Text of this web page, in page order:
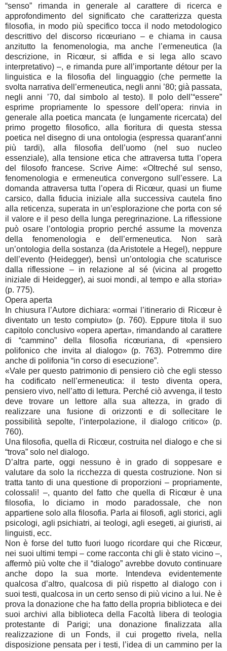
“senso” rimanda in generale al carattere di ricerca e
approfondimento del significato che caratterizza questa
filosofia, in modo più specifico tocca il nodo metodologico
descrittivo del discorso ricœuriano – e chiama in causa
anzitutto la fenomenologia, ma anche l’ermeneutica (la
descrizione, in Ricœur, si affida e si lega allo scavo
interpretativo) –, e rimanda pure all’importante détour per la
linguistica e la filosofia del linguaggio (che permette la
svolta narrativa dell’ermeneutica, negli anni ’80; già passata,
negli anni ’70, dal simbolo al testo). Il polo dell’“essere”
esprime propriamente lo spessore dell’opera: rinvia in
generale alla poetica mancata (e lungamente ricercata) del
primo progetto filosofico, alla fioritura di questa stessa
poetica nel disegno di una ontologia (espressa quarant’anni
più tardi), alla filosofia dell’uomo (nel suo nucleo
essenziale), alla tensione etica che attraversa tutta l’opera
del filosofo francese. Scrive Aime: «Oltreché sul senso,
fenomenologia e ermeneutica convergono sull’essere. La
domanda attraversa tutta l’opera di Ricœur, quasi un fiume
carsico, dalla fiducia iniziale alla successiva cautela fino
alla reticenza, superata in un’esplorazione che porta con sé
il valore e il peso della lunga peregrinazione. La riflessione
può osare l’ontologia proprio perché assume la movenza
della fenomenologia e dell’ermeneutica. Non sarà
un’ontologia della sostanza (da Aristotele a Hegel), neppure
dell’evento (Heidegger), bensì un’ontologia che scaturisce
dalla riflessione – in relazione al sé (vicina al progetto
iniziale di Heidegger), ai suoi mondi, al tempo e alla storia»
(p. 775).
Opera aperta
In chiusura l’Autore dichiara: «ormai l’itinerario di Ricœur è
diventato un testo compiuto» (p. 760). Eppure titola il suo
capitolo conclusivo «opera aperta», rimandando al carattere
di “cammino” della filosofia ricœuriana, di «pensiero
polifonico che invita al dialogo» (p. 763). Potremmo dire
anche di polifonia “in corso di esecuzione”.
«Vale per questo patrimonio di pensiero ciò che egli stesso
ha codificato nell’ermeneutica: il testo diventa opera,
pensiero vivo, nell’atto di lettura. Perché ciò avvenga, il testo
deve trovare un lettore alla sua altezza, in grado di
realizzare una fusione di orizzonti e di sollecitare le
possibilità sepolte, l’interpolazione, il dialogo critico» (p.
760).
Una filosofia, quella di Ricœur, costruita nel dialogo e che si
“trova” solo nel dialogo.
D’altra parte, oggi nessuno è in grado di soppesare e
valutare da solo la ricchezza di questa costruzione. Non si
tratta tanto di una questione di proporzioni – propriamente,
colossali! –, quanto del fatto che quella di Ricœur è una
filosofia, lo diciamo in modo paradossale, che non
appartiene solo alla filosofia. Parla ai filosofi, agli storici, agli
psicologi, agli psichiatri, ai teologi, agli esegeti, ai giuristi, ai
linguisti, ecc.
Non è forse del tutto fuori luogo ricordare qui che Ricœur,
nei suoi ultimi tempi – come racconta chi gli è stato vicino –,
affermò più volte che il “dialogo” avrebbe dovuto continuare
anche dopo la sua morte. Intendeva evidentemente
qualcosa d’altro, qualcosa di più rispetto al dialogo con i
suoi testi, qualcosa in un certo senso di più vicino a lui. Ne è
prova la donazione che ha fatto della propria biblioteca e dei
suoi archivi alla biblioteca della Facoltà libera di teologia
protestante di Parigi; una donazione finalizzata alla
realizzazione di un Fonds, il cui progetto rivela, nella
disposizione pensata per i testi, l’idea di un cammino per la